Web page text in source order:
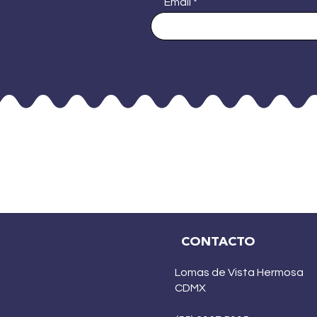
CONTACTO
Lomas de Vista Hermosa
CDMX